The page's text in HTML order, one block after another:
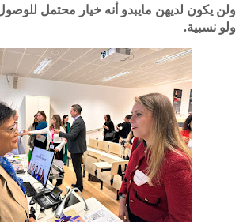
ولن يكون لديهن مايبدو أنه خيار محتمل
ولو نسبية.